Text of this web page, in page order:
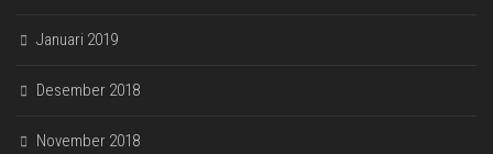
Januari 2019
Desember 2018
November 2018